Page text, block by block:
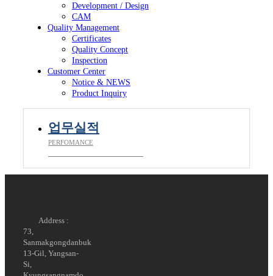
Development / Design
CAM
Quality Management
Certificates
Quality Concept
Inspection
Customer Center
Notice & NEWS
Product Inquiry
업무실적
PERFOMANCE
Address :
73,
Sanmakgongdanbuk
13-Gil, Yangsan-
Si,